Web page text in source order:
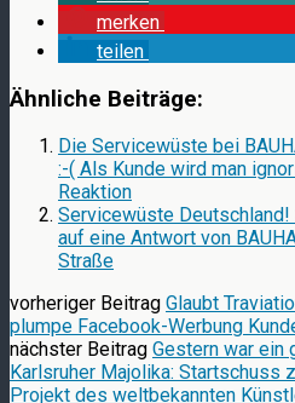
merken
teilen
Ähnliche Beiträge:
Die Servicewüste bei
:-( Als Kunde wird man
Reaktion
Servicewüste
auf eine Antwort von
Straße
vorheriger Beitrag Glaubt
plumpe Facebook-Werbung
nächster Beitrag Gestern war ein
Karlsruher Majolika: Startschuss
Projekt des weltbekannten